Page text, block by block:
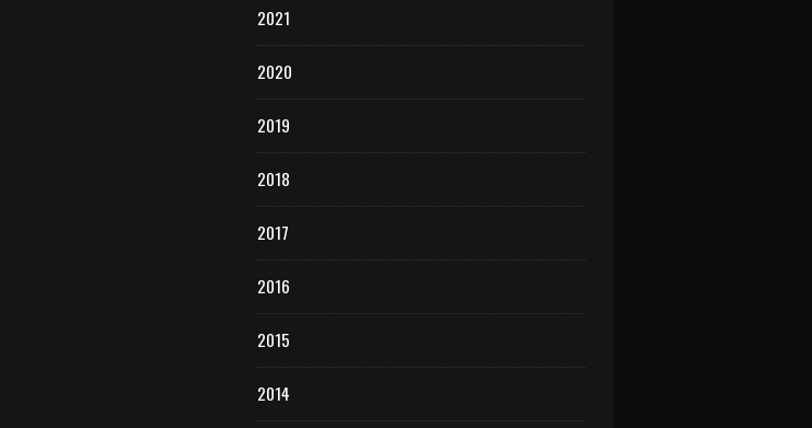
2021
2020
2019
2018
2017
2016
2015
2014